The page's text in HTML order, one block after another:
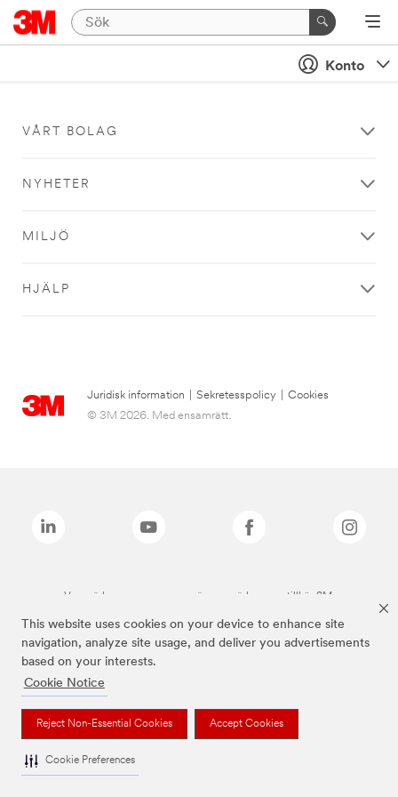
This website uses cookies on your device to enhance site
navigation, analyze site usage, and deliver you advertisements
based on your interests.
Cookie Notice
Reject Non-Essential Cookies Accept Cookies
Cookie Preferences
Konto
VÅRT BOLAG
NYHETER
MILJÖ
HJÄLP
Juridisk information Sekretesspolicy
Cookies
© 3M 2026. Med ensamrätt.
Varumärken som anges ovan är varumärken som tillhör 3M.